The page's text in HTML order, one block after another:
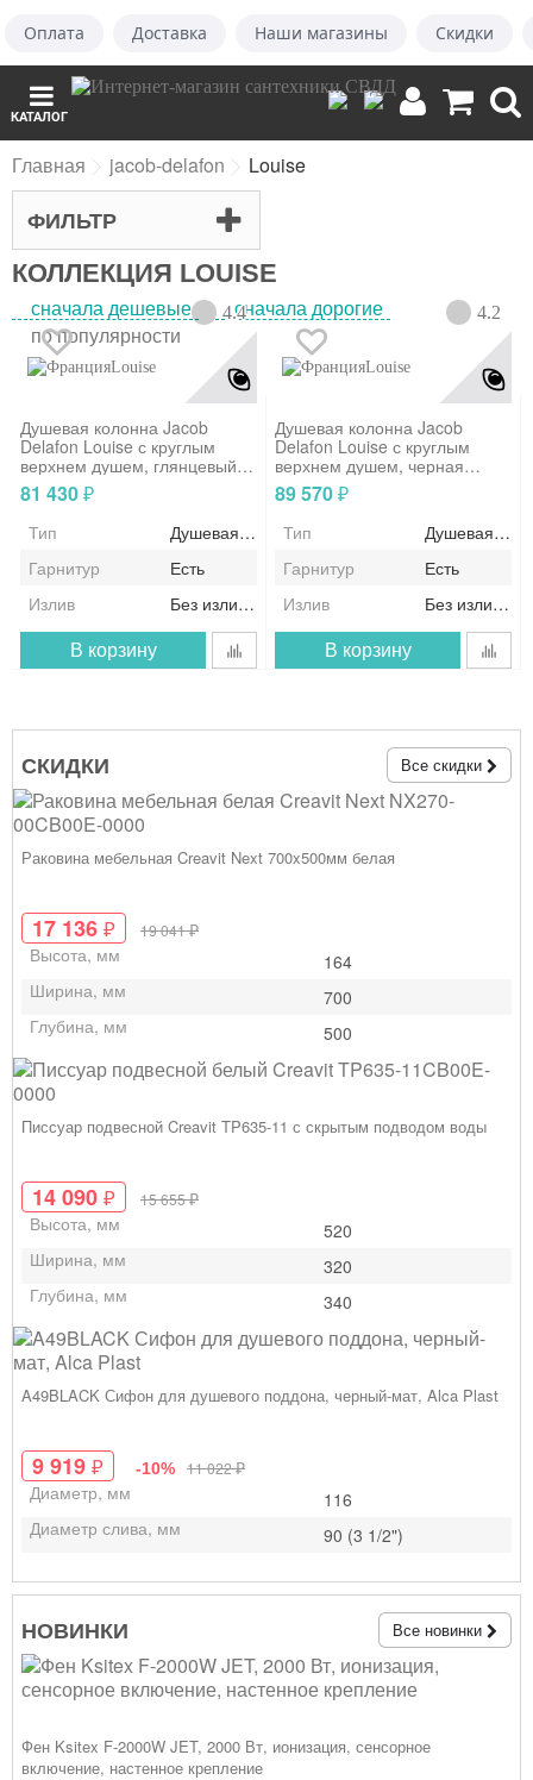
Оплата Доставка Наши магазины Скидки
КАТАЛОГ
Главная jacob-delafon Louise
ФИЛЬТР
КОЛЛЕКЦИЯ LOUISE
сначала дешевые
сначала дорогие
по популярности
Louise
4.4
Душевая колонна Jacob
Delafon Louise с круглым
верхнем душем, глянцевый
хром, керамическая ручка и
держатель, E24368-CP
81 430₽
Тип
Душевая система
Гарнитур
Есть
Излив
Без излива
В корзину
Louise
4.2
Душевая колонна Jacob
Delafon Louise с круглым
верхнем душем, черная
матовая, керамическая ручка
и держатель, E24368-BL
89 570₽
Тип
Душевая
Гарнитур
Есть
Излив
Без излива
В корзину
СКИДКИ Все скидки
Раковина мебельная Creavit Next 700x500мм белая
17 136 ₽ 19 041₽
Высота, мм
164
Ширина, мм
700
Глубина, мм
500
Писсуар подвесной Creavit TP635-11 с скрытым подводом воды
14 090 ₽ 15 655₽
Высота, мм
520
Ширина, мм
320
Глубина, мм
340
A49BLACK Сифон для душевого поддона, черный-мат, Alca Plast
9 919 ₽ -10% 11 022₽
Диаметр, мм
116
Диаметр слива, мм
90 (3 1/2")
НОВИНКИ Все новинки
Фен Ksitex F‑2000W JET, 2000 Вт, ионизация, сенсорное
включение, настенное крепление